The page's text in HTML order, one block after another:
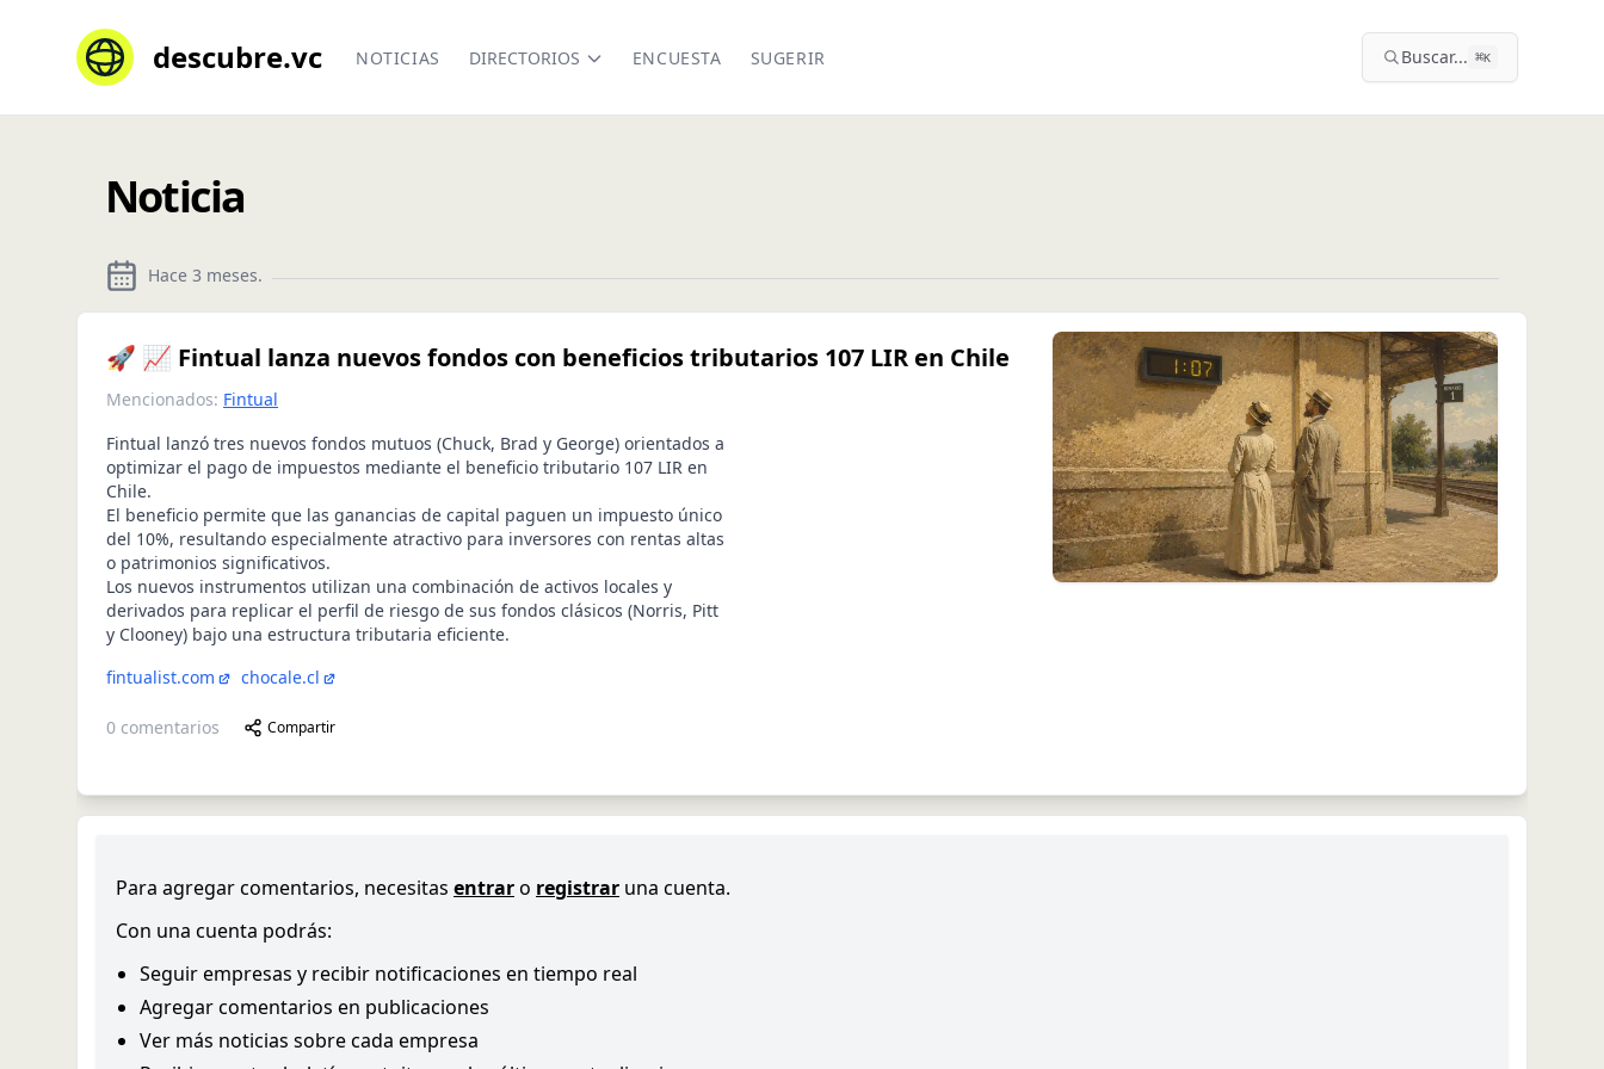
descubre.vc NOTICIAS DIRECTORIOS ENCUESTA SUGERIR Buscar... ⌘K
Noticia
Hace 3 meses.
🚀 📈 Fintual lanza nuevos fondos con beneficios tributarios 107 LIR en Chile
Mencionados: Fintual
Fintual lanzó tres nuevos fondos mutuos (Chuck, Brad y George) orientados a
optimizar el pago de impuestos mediante el beneficio tributario 107 LIR en
Chile.
El beneficio permite que las ganancias de capital paguen un impuesto único
del 10%, resultando especialmente atractivo para inversores con rentas altas
o patrimonios significativos.
Los nuevos instrumentos utilizan una combinación de activos locales y
derivados para replicar el perfil de riesgo de sus fondos clásicos (Norris, Pitt
y Clooney) bajo una estructura tributaria eficiente.
fintualist.com
chocale.cl
0 comentarios Compartir
Para agregar comentarios, necesitas entraro registrar una cuenta.
Con una cuenta podrás:
Seguir empresas y recibir notificaciones en tiempo real
Agregar comentarios en publicaciones
Ver más noticias sobre cada empresa